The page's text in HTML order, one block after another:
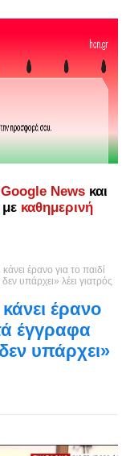
News και
με καθημερινή
έρανο για το παιδί
υπάρχει» λέει γιατρός
έρανο
έγγραφα
υπάρχει»